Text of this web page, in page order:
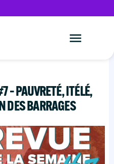
– PAUVRETÉ, ITÉLÉ,
DES BARRAGES